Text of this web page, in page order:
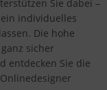
Sie dabei –
individuelles
Die hohe
sicher
entdecken Sie die